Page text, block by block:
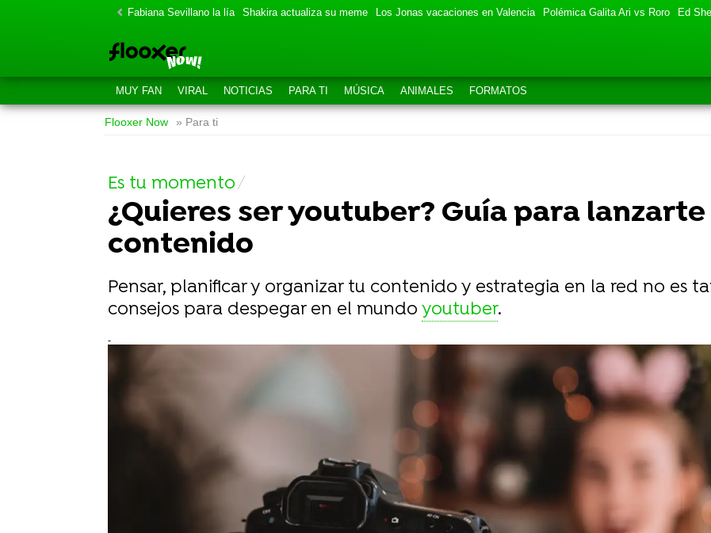
Fabiana Sevillano la lía Shakira actualiza su meme Los Jonas vacaciones en Valencia Polémica Galita Ari vs Roro Ed
MUY FAN VIRAL NOTICIAS PARA TI MÚSICA ANIMALES FORMATOS
Flooxer Now » Para ti
Es tu momento
¿Quieres ser youtuber? Guía para
contenido
Pensar, planificar y organizar tu contenido y estrategia en la red no es
consejos para despegar en el mundo youtuber.
-